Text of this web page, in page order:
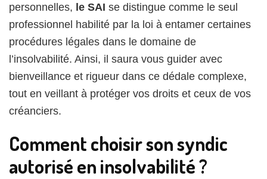
personnelles, le SAI se distingue comme le seul
professionnel habilité par la loi à entamer certaines
procédures légales dans le domaine de
l’insolvabilité. Ainsi, il saura vous guider avec
bienveillance et rigueur dans ce dédale complexe,
tout en veillant à protéger vos droits et ceux de vos
créanciers.
Comment choisir son syndic
autorisé en insolvabilité ?